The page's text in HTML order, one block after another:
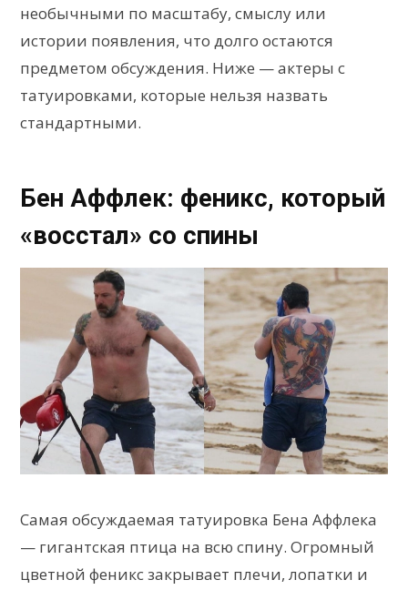
необычными по масштабу, смыслу или
истории появления, что долго остаются
предметом обсуждения. Ниже — актеры с
татуировками, которые нельзя назвать
стандартными.
Бен Аффлек: феникс, который
«восстал» со спины
Самая обсуждаемая татуировка Бена Аффлека
— гигантская птица на всю спину. Огромный
цветной феникс закрывает плечи, лопатки и